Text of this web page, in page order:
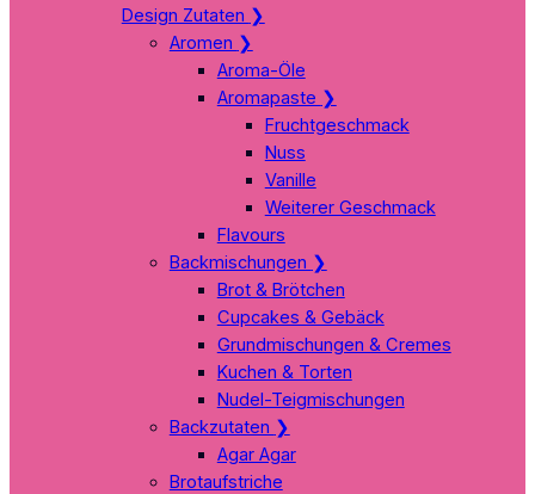
Design Zutaten ❯
Aromen ❯
Aroma-Öle
Aromapaste ❯
Fruchtgeschmack
Nuss
Vanille
Weiterer Geschmack
Flavours
Backmischungen ❯
Brot & Brötchen
Cupcakes & Gebäck
Grundmischungen & Cremes
Kuchen & Torten
Nudel-Teigmischungen
Backzutaten ❯
Agar Agar
Brotaufstriche